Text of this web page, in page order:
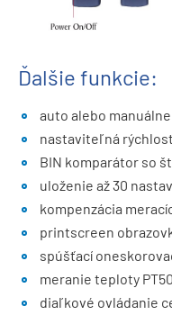
Ďalšie funkcie:
auto alebo
nastaviteľná
BIN komparátor so
uloženie až 30
kompenzácia
printscreen
spúšťací
meranie teploty
diaľkové ovládanie